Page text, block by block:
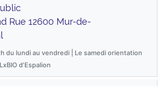
Rue 12600 Mur-de-
du lundi au vendredi | Le samedi orientation
d'Espalion